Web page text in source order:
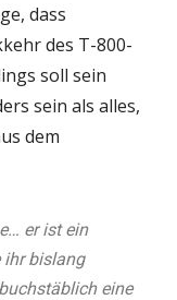
dass
des T-800-
soll sein
sein als alles,
dem
er ist ein
ihr bislang
eine